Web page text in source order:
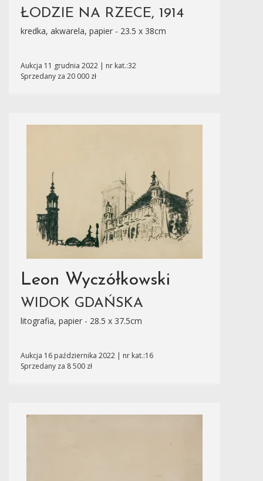
ŁODZIE NA RZECE, 1914
kredka, akwarela, papier - 23.5 x 38cm
Aukcja 11 grudnia 2022 | nr kat.:32
Sprzedany za 20 000 zł
Leon Wyczółkowski
WIDOK GDAŃSKA
litografia, papier - 28.5 x 37.5cm
Aukcja 16 października 2022 | nr kat.:16
Sprzedany za 8 500 zł